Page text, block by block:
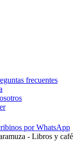
frecuentes
por WhatsApp
- Libros y café